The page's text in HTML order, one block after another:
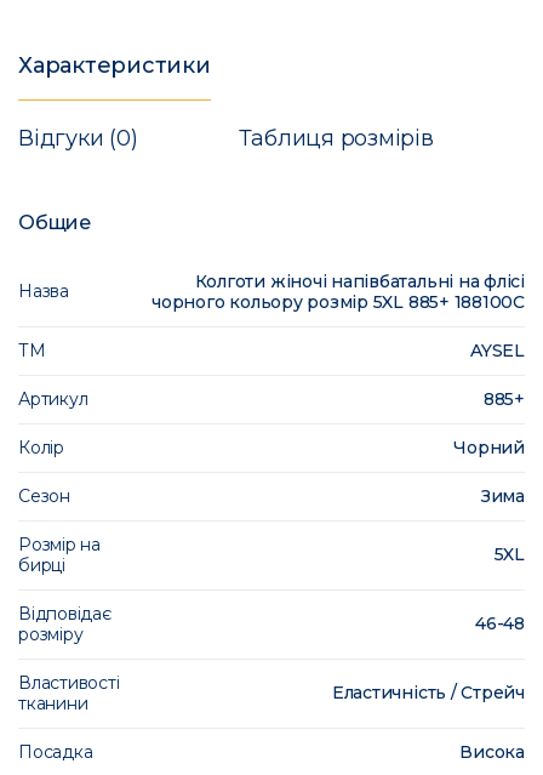
Характеристики
Відгуки (0) Таблиця розмірів
Общие
Назва
Колготи жіночі напівбатальні на флісі
чорного кольору розмір 5XL 885+ 188100C
ТМ AYSEL
Артикул 885+
Колір Чорний
Сезон Зима
Розмір на
бирці
5XL
Відповідає
розміру
46-48
Властивості
тканини
Еластичність / Стрейч
Посадка Висока